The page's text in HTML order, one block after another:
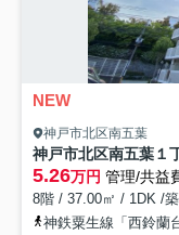
NEW
神戸市北区南五葉
神戸市北区南五葉１
5.26万円 管理/共益
8階 / 37.00㎡ / 1DK /
神鉄粟生線「西鈴蘭